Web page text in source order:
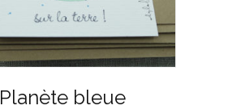
Planète bleue